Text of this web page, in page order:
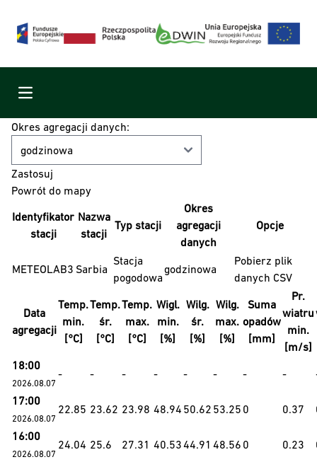
Menu
Okres agregacji danych:
Powrót do mapy
Identyfikator
stacji
Nazwa
stacji
Typ stacji
Okres
agregacji
danych
Opcje
METEOLAB3 Sarbia
Stacja
pogodowa
godzinowa
Pobierz plik
danych CSV
Data
agregacji
Temp.
min.
[°C]
Temp.
śr.
[°C]
Temp.
max.
[°C]
Wigl.
min.
[%]
Wilg.
śr.
[%]
Wilg.
max.
[%]
Suma
opadów
[mm]
Pr.
wiatru
min.
[m/s]
18:00
2026.08.07
- - - - - - - -
17:00
2026.08.07
22.85 23.62 23.98 48.94 50.62 53.25 0 0.37
16:00
2026.08.07
24.04 25.6 27.31 40.5344.91 48.56 0 0.23